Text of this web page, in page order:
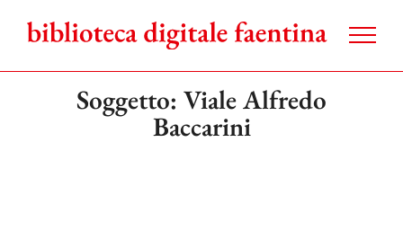
contenuto
Soggetto: Viale Alfredo
Baccarini